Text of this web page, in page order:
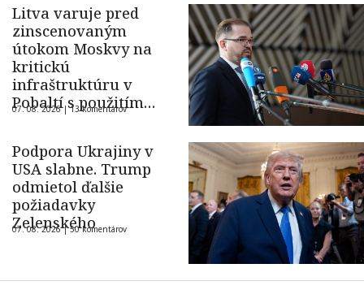
Litva varuje pred
zinscenovaným
útokom Moskvy na
kritickú
infraštruktúru v
Pobaltí s použitím
ukrajinského dronu
07. 08. 2026 |13 komentárov
Podpora Ukrajiny v
USA slabne. Trump
odmietol ďalšie
požiadavky
Zelenského
07. 08. 2026 |50 komentárov